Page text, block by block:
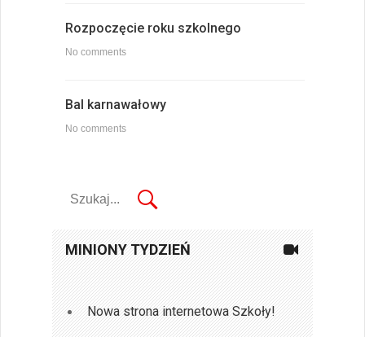
Rozpoczęcie roku szkolnego
No comments
Bal karnawałowy
No comments
MINIONY TYDZIEŃ
Nowa strona internetowa Szkoły!